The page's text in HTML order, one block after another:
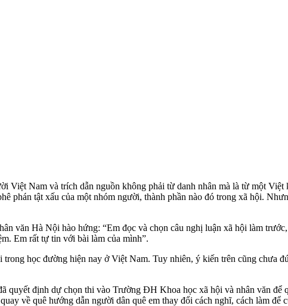
Việt Nam và trích dẫn nguồn không phải từ danh nhân mà là từ một
phán tật xấu của một nhóm người, thành phần nào đó trong xã hội.
văn Hà Nội hào hứng: “Em đọc và chọn câu nghị luận xã hội làm
Em rất tự tin với bài làm của mình”.
học đường hiện nay ở Việt Nam. Tuy nhiên, ý kiến trên cũng chưa
quyết định dự chọn thi vào Trường ĐH Khoa học xã hội và nhân văn để
về quê hướng dẫn người dân quê em thay đổi cách nghĩ, cách làm